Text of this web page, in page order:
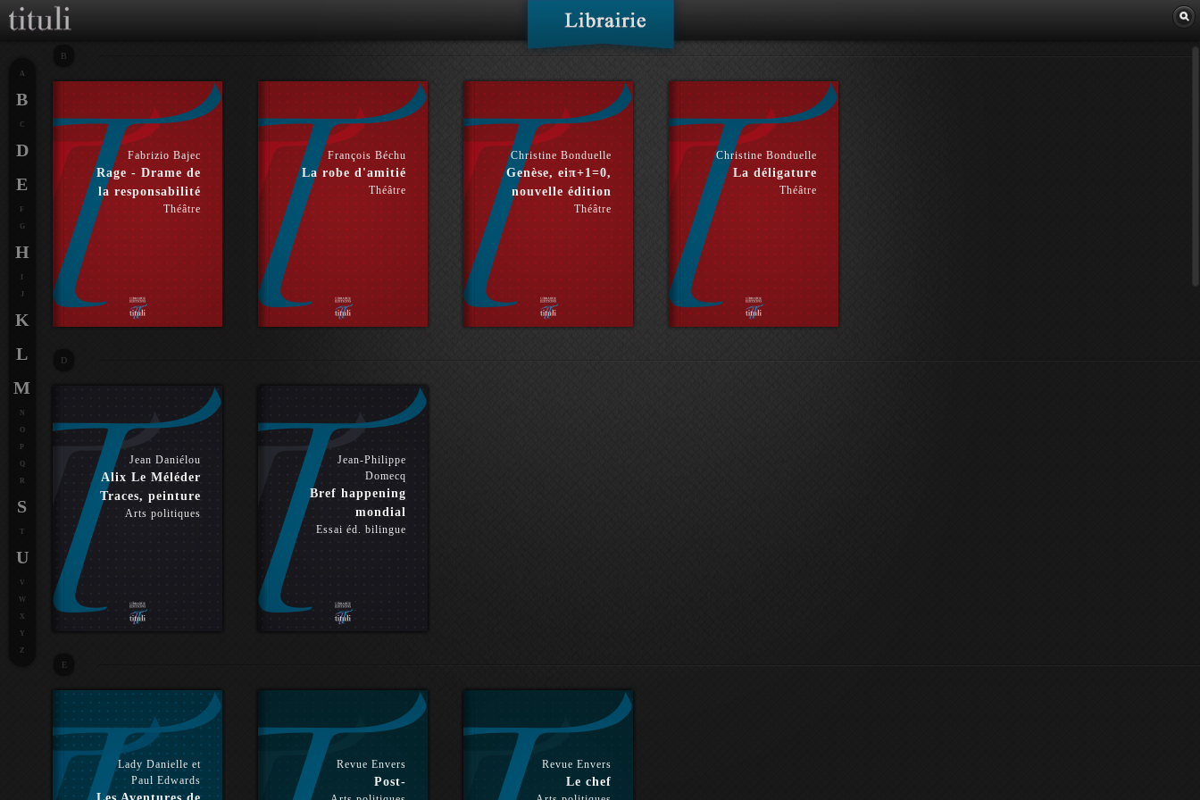
B
Fabrizio Bajec
Rage - Drame de
la responsabilité
Théâtre
François Béchu
La robe d'amitié
Théâtre
Christine Bonduelle
Genèse, eiπ+1=0,
nouvelle édition
Théâtre
Christine Bonduelle
La déligature
Théâtre
D
Jean Daniélou
Alix Le Méléder
Traces, peinture
Arts politiques
Jean-Philippe
Domecq
Bref happening
mondial
Essai éd. bilingue
E
Lady Danielle et
Paul Edwards
Revue Envers
Post-
Revue Envers
Le chef
A
B
C
D
E
F
G
H
K
L
M
N
O
P
Q
R
S
T
U
V
W
X
Y
Z